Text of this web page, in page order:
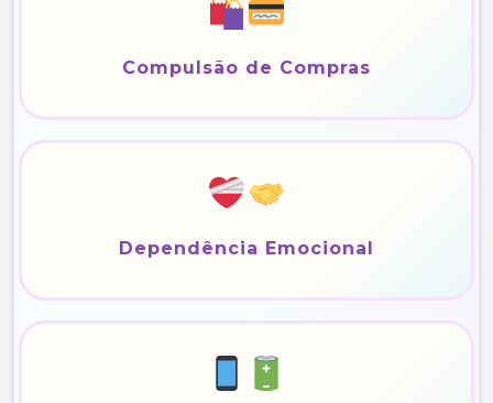
Compulsão de Compras
Dependência Emocional